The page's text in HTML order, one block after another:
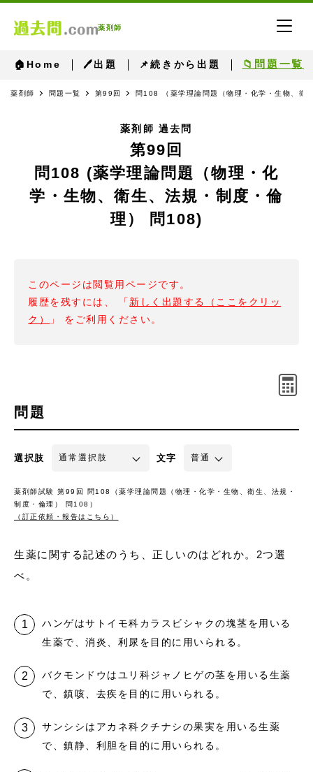
薬剤師
🏠Home 🖊出題 📌続きから出題 📁問題一覧
薬剤師 問題一覧 第99回 問108 （薬学理論問題（物理・化学・生物、衛
薬剤師 過去問
第99回
問108 (薬学理論問題（物理・化
学・生物、衛生、法規・制度・倫
理） 問108)
このページは閲覧用ページです。
履歴を残すには、 「 新しく出題する（ここをクリッ
ク）
」 をご利用ください。
問題
選択肢 文字
薬剤師試験 第99回 問108（薬学理論問題（物理・化学・生物、衛生、法規・
制度・倫理） 問108）
（訂正依頼・報告はこちら）
生薬に関する記述のうち、正しいのはどれか。2つ選
べ。
ハンゲはサトイモ科カラスビシャクの塊茎を用いる
生薬で、消炎、利尿を目的に用いられる。
バクモンドウはユリ科ジャノヒゲの茎を用いる生薬
で、鎮咳、去疾を目的に用いられる。
サンシシはアカネ科クチナシの果実を用いる生薬
で、鎮静、利胆を目的に用いられる。